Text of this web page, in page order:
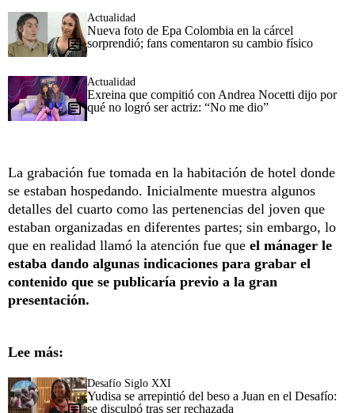
Actualidad
Nueva foto de Epa Colombia en la cárcel
sorprendió; fans comentaron su cambio físico
Actualidad
Exreina que compitió con Andrea Nocetti dijo por
qué no logró ser actriz: “No me dio”
La grabación fue tomada en la habitación de hotel donde
se estaban hospedando. Inicialmente muestra algunos
detalles del cuarto como las pertenencias del joven que
estaban organizadas en diferentes partes; sin embargo, lo
que en realidad llamó la atención fue que el mánager le
estaba dando algunas indicaciones para grabar el
contenido que se publicaría previo a la gran
presentación.
Lee más:
Desafío Siglo XXI
Yudisa se arrepintió del beso a Juan en el Desafío:
se disculpó tras ser rechazada